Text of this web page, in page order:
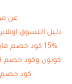
عن
دليل التسوق
15% كود خصم فارفيتش - farfetch كود خصم في السعودية
كوبون وكود خصم
كود خصم